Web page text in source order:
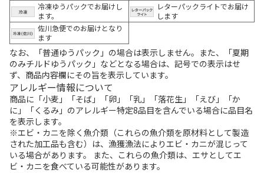
冷凍ゆうパックでお届けし
ます。
レターパックライトでお届け
します
佐川急便でのお届けとなり
ます
なお、「普通ゆうパック」の場合は表示しません。また、「夏期
のみチルドゆうパック」などとなる場合は、記号での表示はせ
ず、商品内容欄にその旨を表示しています。
アレルギー情報について
商品に「小麦」「そば」「卵」「乳」「落花生」「えび」「か
に」「くるみ」のアレルギー特定8品目を含んでいる場合に品目名
を表示します。
※エビ・カニを除く魚介類（これらの魚介類を原材料として製造
された加工品も含む）は、漁獲漁法によりエビ・カニが混じって
いる場合があります。 また、これらの魚介類は、エサとしてエ
ビ・カニを食べている可能性があります。